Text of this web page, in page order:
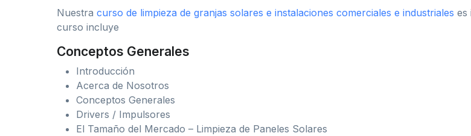
Nuestra curso de limpieza de granjas solares e instalaciones comerciales e industriales es
curso incluye
Conceptos Generales
Introducción
Acerca de Nosotros
Conceptos Generales
Drivers / Impulsores
El Tamaño del Mercado – Limpieza de Paneles Solares